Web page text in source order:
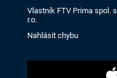
Vlastník FTV Prima spol. s
r.o.
Nahlásit chybu